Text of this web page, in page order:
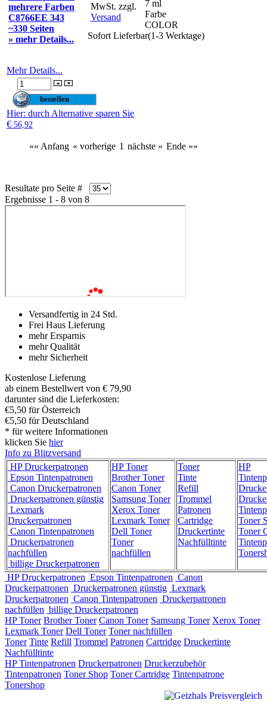
mehrere Farben
C8766EE 343
~330 Seiten
» mehr Details...
MwSt. zzgl.
Versand
7 ml
Farbe
COLOR
Sofort Lieferbar(1-3 Werktage)
Mehr Details...
Hier: durch Alternative sparen Sie
€ 56,92
«« Anfang « vorherige 1 nächste » Ende »»
Resultate pro Seite #
Ergebnisse 1 - 8 von 8
Versandfertig in 24 Std.
Frei Haus Lieferung
mehr Ersparnis
mehr Qualität
mehr Sicherheit
Kostenlose Lieferung
ab einem Bestellwert von € 79,90
darunter sind die Lieferkosten:
€5,50 für Österreich
€5,50 für Deutschland
* für weitere Informationen
klicken Sie hier
Info zu Blitzversand
HP Druckerpatronen
Epson Tintenpatronen
Canon Druckerpatronen
Druckerpatronen günstig
Lexmark
Druckerpatronen
Canon Tintenpatronen
Druckerpatronen
nachfüllen
billige Druckerpatronen
HP Toner
Brother Toner
Canon Toner
Samsung Toner
Xerox Toner
Lexmark Toner
Dell Toner
Toner
nachfüllen
Toner
Tinte
Refill
Trommel
Patronen
Cartridge
Druckertinte
Nachfülltinte
HP
Toner
Toner
HP Druckerpatronen Epson Tintenpatronen Canon
Druckerpatronen Druckerpatronen günstig Lexmark
Druckerpatronen Canon Tintenpatronen Druckerpatronen
nachfüllen billige Druckerpatronen
HP Toner Brother Toner Canon Toner Samsung Toner Xerox Toner
Lexmark Toner Dell Toner Toner nachfüllen
Toner Tinte Refill Trommel Patronen Cartridge Druckertinte
Nachfülltinte
HP Tintenpatronen Druckerpatronen Druckerzubehör
Tintenpatronen Toner Shop Toner Cartridge Tintenpatrone
Tonershop